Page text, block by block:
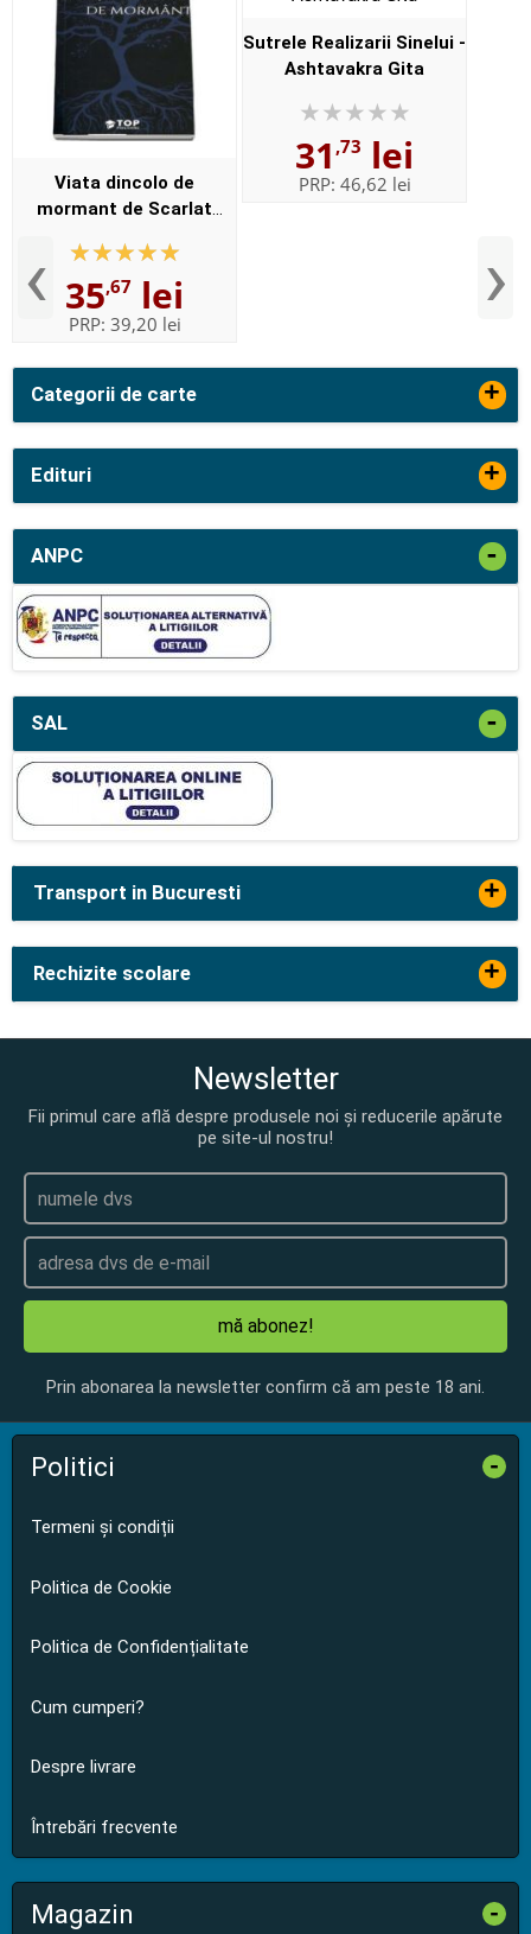
Categorii de carte +
Edituri +
ANPC -
SAL -
‹
Viata dincolo de
mormant de Scarlat
35,67 lei
PRP: 39,20 lei
Sutrele Realizarii Sinelui -
Ashtavakra Gita
31 ,73 lei
PRP: 46,62 lei
›
Transport in Bucuresti +
Rechizite scolare +
Newsletter
Fii primul care află despre produsele noi și reducerile apărute
pe site-ul nostru!
mă abonez!
Prin abonarea la newsletter confirm că am peste 18 ani.
Politici -
Termeni și condiții
Politica de Cookie
Politica de Confidențialitate
Cum cumperi?
Despre livrare
Întrebări frecvente
Magazin -